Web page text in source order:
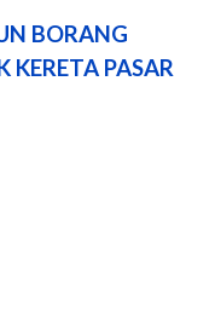
BORANG
KERETA PASAR